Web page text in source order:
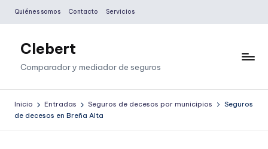
Saltar
contenido
Quiénes somos Contacto Servicios
Clebert
Comparador y mediador de seguros
Inicio Entradas Seguros de decesos por municipios
Seguros
de decesos en Breña Alta